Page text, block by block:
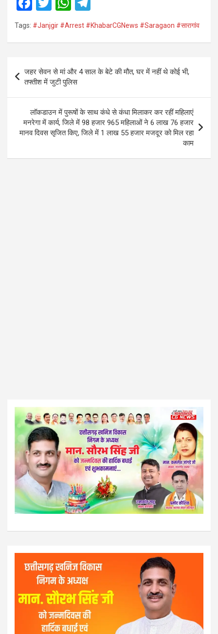
a
ce
o
o
k
wi
tt at
A
p
p
el
e
a
Tags: #Janjgir #Arrest #KhabarCGNews #Saragaon #सारागांव
navigation
जहर सेवन से मां और 4 साल के बेटे की मौत, घर में नहीं थे कोई भी,
तफ्तीश में जुटी पुलिस
लॉकडाउन में पुरूषों के साथ कंधे से कंधा मिलाकर कर रहीं महिलाएं
मनरेगा में कार्य, जिले में 98 हजार 965 महिलाओं ने 6 लाख 76 हजार
मानव दिवस सृजित किए, जिले में 1 लाख 55 हजार मजदूर को मिल रहा
काम